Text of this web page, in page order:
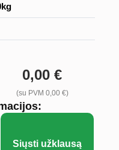
0,00 €
(su PVM 0,00 €)
Siųsti užklausą